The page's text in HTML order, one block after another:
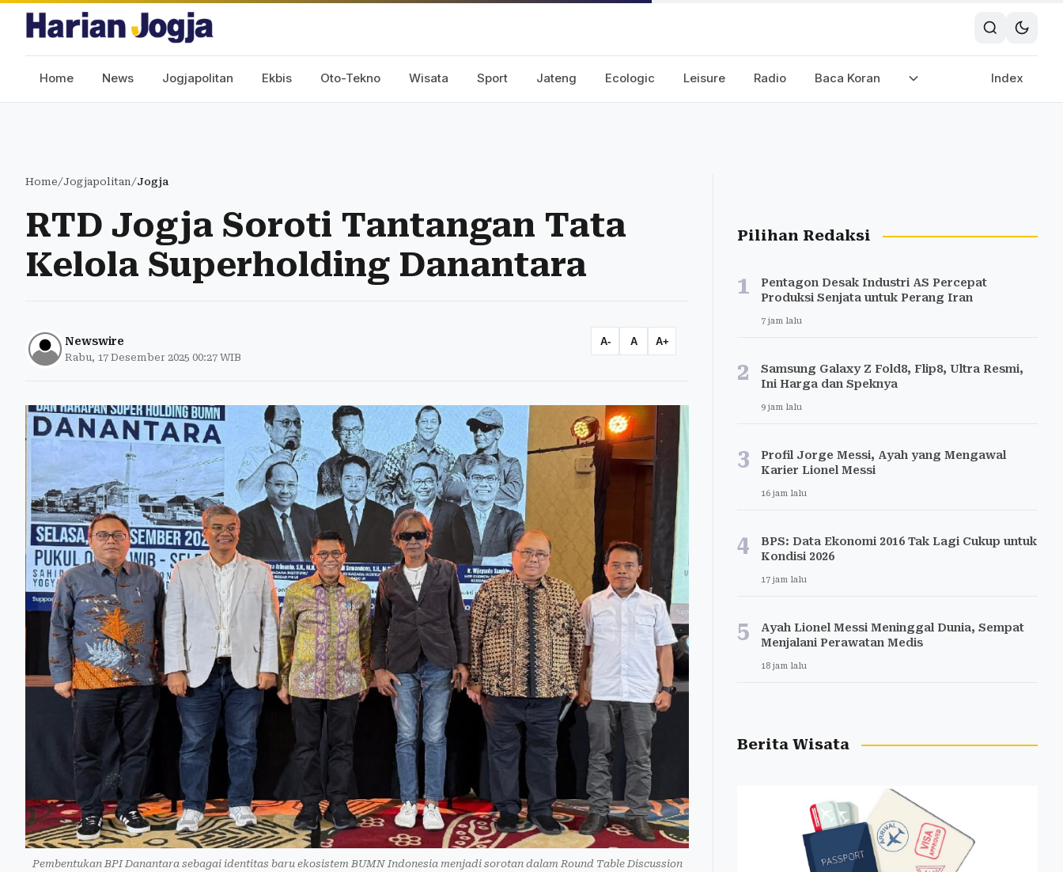
Home News Jogjapolitan Ekbis Oto-Tekno Wisata Sport Jateng Ecologic Leisure Radio Baca Koran Index
Home/Jogjapolitan/Jogja
RTD Jogja Soroti Tantangan Tata
Kelola Superholding Danantara
Newswire
Rabu, 17 Desember 2025 00:27 WIB
A- A A+
Pembentukan BPI Danantara sebagai identitas baru ekosistem BUMN Indonesia menjadi sorotan dalam Round Table Discussion
Pilihan Redaksi
1
Pentagon Desak Industri AS Percepat
Produksi Senjata untuk Perang Iran
7 jam lalu
2
Samsung Galaxy Z Fold8, Flip8, Ultra Resmi,
Ini Harga dan Speknya
9 jam lalu
3
Profil Jorge Messi, Ayah yang Mengawal
Karier Lionel Messi
16 jam lalu
4
BPS: Data Ekonomi 2016 Tak Lagi Cukup untuk
Kondisi 2026
17 jam lalu
5
Ayah Lionel Messi Meninggal Dunia, Sempat
Menjalani Perawatan Medis
18 jam lalu
Berita Wisata